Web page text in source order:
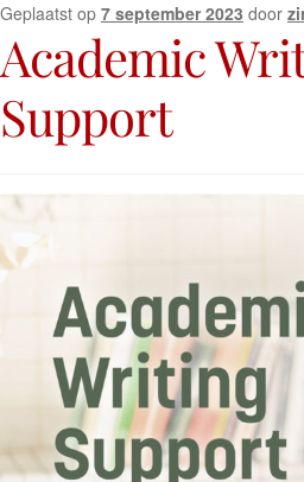
Geplaatst op 7 september 2023 door
Academic
Support